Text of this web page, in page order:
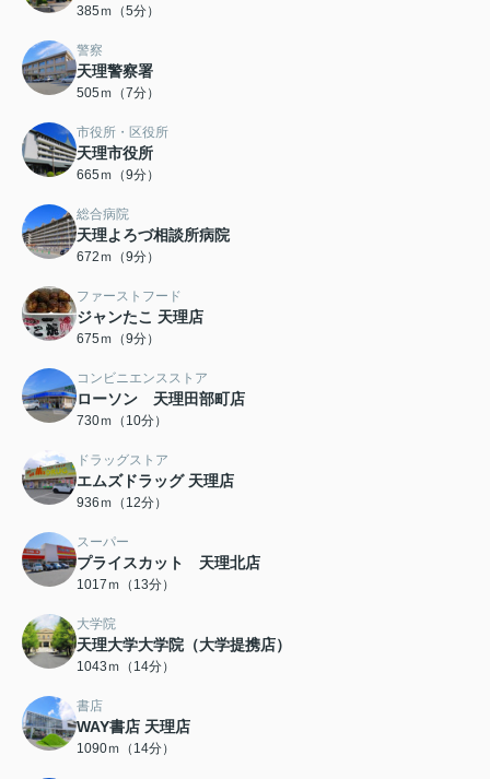
385ｍ（5分）
警察
天理警察署
505ｍ（7分）
市役所・区役所
天理市役所
665ｍ（9分）
総合病院
天理よろづ相談所病院
672ｍ（9分）
ファーストフード
ジャンたこ 天理店
675ｍ（9分）
コンビニエンスストア
ローソン 天理田部町店
730ｍ（10分）
ドラッグストア
エムズドラッグ 天理店
936ｍ（12分）
スーパー
プライスカット 天理北店
1017ｍ（13分）
大学院
天理大学大学院（大学提携店）
1043ｍ（14分）
書店
WAY書店 天理店
1090ｍ（14分）